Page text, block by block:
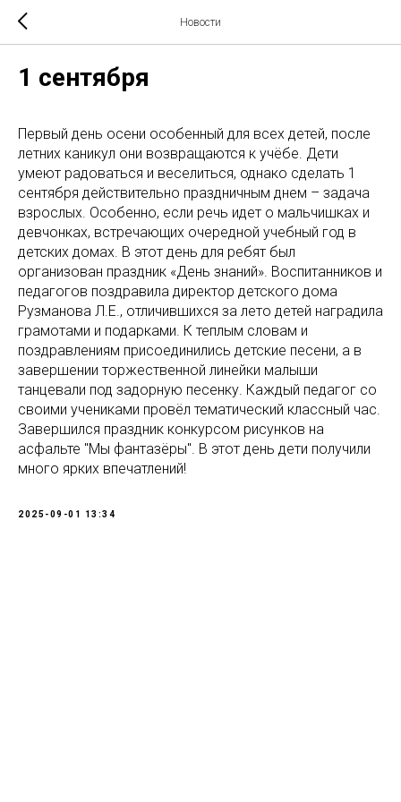
Новости
1 сентября
Первый день осени особенный для всех детей, после
летних каникул они возвращаются к учёбе. Дети
умеют радоваться и веселиться, однако сделать 1
сентября действительно праздничным днем – задача
взрослых. Особенно, если речь идет о мальчишках и
девчонках, встречающих очередной учебный год в
детских домах. В этот день для ребят был
организован праздник «День знаний». Воспитанников и
педагогов поздравила директор детского дома
Рузманова Л.Е., отличившихся за лето детей наградила
грамотами и подарками. К теплым словам и
поздравлениям присоединились детские песени, а в
завершении торжественной линейки малыши
танцевали под задорную песенку. Каждый педагог со
своими учениками провёл тематический классный час.
Завершился праздник конкурсом рисунков на
асфальте "Мы фантазёры". В этот день дети получили
много ярких впечатлений!
2025-09-01 13:34